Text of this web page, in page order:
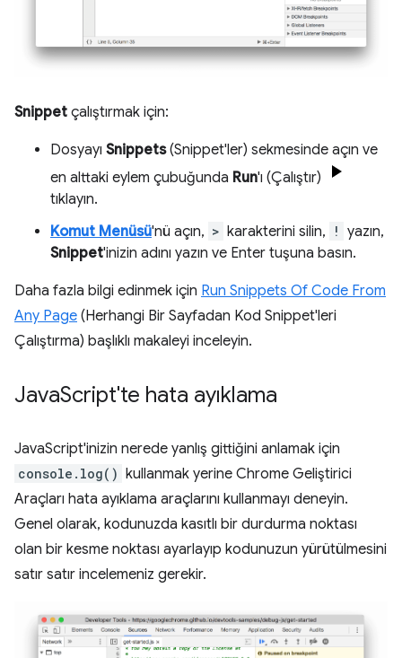
Snippet çalıştırmak için:
Dosyayı Snippets(Snippet'ler) sekmesinde açın ve
en alttaki eylem çubuğunda Run'ı (Çalıştır)
tıklayın.
Komut Menüsü'nü açın, > karakterini silin, ! yazın,
Snippet'inizin adını yazın ve Enter tuşuna basın.
Daha fazla bilgi edinmek için Run Snippets Of Code From
Any Page (Herhangi Bir Sayfadan Kod Snippet'leri
Çalıştırma) başlıklı makaleyi inceleyin.
JavaScript'te hata ayıklama
JavaScript'inizin nerede yanlış gittiğini anlamak için
console.log() kullanmak yerine Chrome Geliştirici
Araçları hata ayıklama araçlarını kullanmayı deneyin.
Genel olarak, kodunuzda kasıtlı bir durdurma noktası
olan bir kesme noktası ayarlayıp kodunuzun yürütülmesini
satır satır incelemeniz gerekir.